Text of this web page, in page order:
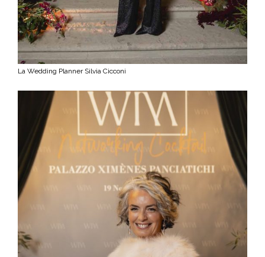
La Wedding Planner Silvia Cicconi